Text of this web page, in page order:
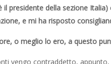
il presidente della sezione
e mi ha risposto
o meglio lo ero, a questo
vengo contraddetto,